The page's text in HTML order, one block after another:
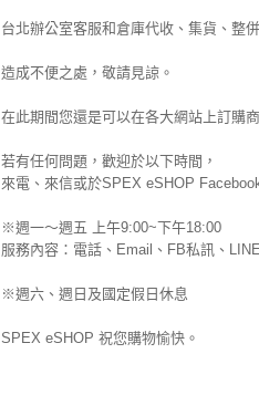
台北辦公室客服和倉庫代收 、 集貨 、 整
造成不便之處，敬請見諒。
在此期間您還是可以在各大網站上訂購
若有任何問題，歡迎於以下時間，
來電、來信或於SPEX eSHOP
※週一～週五 上午9:00~下午18:00
服務內容：電話、Email、FB私訊、
※週六、 週日及國定假日休息
SPEX eSHOP 祝您購物愉快。